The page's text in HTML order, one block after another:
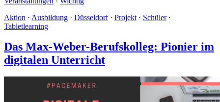
Aktion · Ausbildung · Düsseldorf· Projekt · Schüler·
Tabletlearning
Das Max-Weber-Berufskolleg: Pionier im
digitalen Unterricht